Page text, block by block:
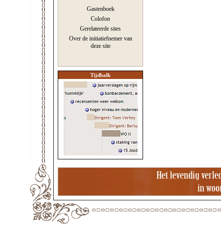
Gastenboek
Colofon
Gerelateerde sites
Over de initiatiefnemer van
deze site
Tijdbalk